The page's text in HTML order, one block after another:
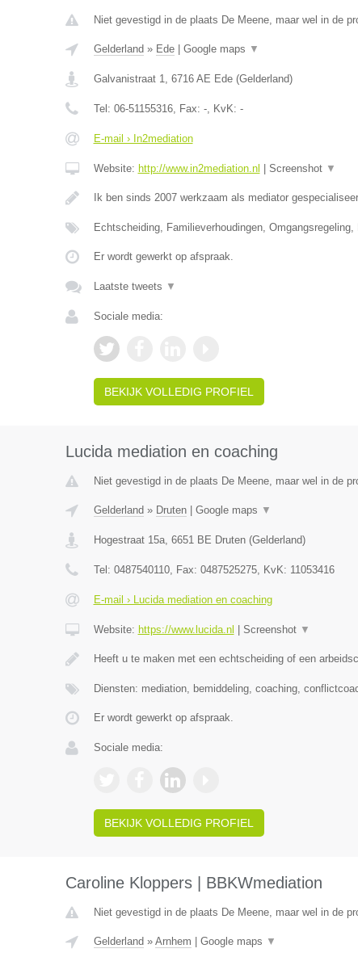
Niet gevestigd in de plaats De Meene, maar wel in de
Gelderland » Ede| Google maps ▼
Galvanistraat 1, 6716 AE Ede(Gelderland)
Tel: 06-51155316, Fax: -, KvK: -
E-mail › In2mediation
Website: http://www.in2mediation.nl Screenshot ▼
Ik ben sinds 2007 werkzaam als mediator
Echtscheiding, Familieverhoudingen,
Er wordt gewerkt op afspraak.
Laatste tweets ▼
Sociale media:
BEKIJK VOLLEDIG PROFIEL
Lucida mediation en coaching
Niet gevestigd in de plaats De Meene, maar wel in de
Gelderland » Druten| Google maps ▼
Hogestraat 15a, 6651 BE Druten(Gelderland)
Tel: 0487540110, Fax: 0487525275, KvK: 11053416
E-mail › Lucida mediation en coaching
Website: https://www.lucida.nl Screenshot ▼
Heeft u te maken met een echtscheiding of een
Diensten: mediation, bemiddeling, coaching,
Er wordt gewerkt op afspraak.
Sociale media:
BEKIJK VOLLEDIG PROFIEL
Caroline Kloppers | BBKWmediation
Niet gevestigd in de plaats De Meene, maar wel in de
Gelderland » Arnhem Google maps ▼